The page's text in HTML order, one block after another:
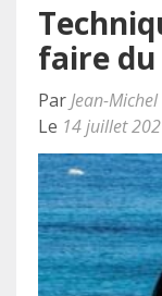
faire
Par Jean-
Le 14 juillet